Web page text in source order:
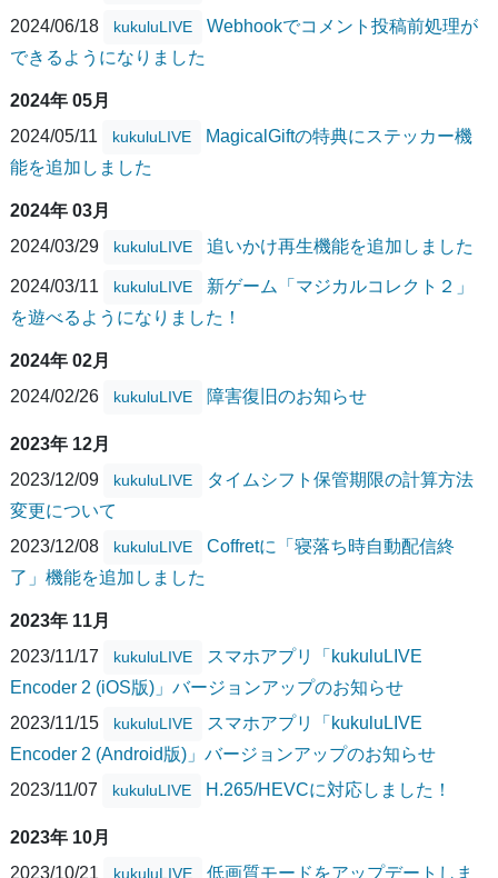
2024/06/18 kukuluLIVE
Webhookでコメント投稿前処理が
できるようになりました
2024年 05月
2024/05/11
kukuluLIVE
MagicalGiftの特典にステッカー機
能を追加しました
2024年 03月
2024/03/29
kukuluLIVE 追いかけ再生機能を追加しました
2024/03/11 kukuluLIVE
新ゲーム「マジカルコレクト２」
を遊べるようになりました！
2024年 02月
2024/02/26
kukuluLIVE 障害復旧のお知らせ
2023年 12月
2023/12/09
kukuluLIVE
タイムシフト保管期限の計算方法
変更について
2023/12/08
kukuluLIVE
Coffretに「寝落ち時自動配信終
了」機能を追加しました
2023年 11月
2023/11/17
kukuluLIVE
スマホアプリ「kukuluLIVE
Encoder 2 (iOS版)」バージョンアップのお知らせ
2023/11/15
kukuluLIVE
スマホアプリ「kukuluLIVE
Encoder 2 (Android版)」バージョンアップのお知らせ
2023/11/07
kukuluLIVE H.265/HEVCに対応しました！
2023年 10月
2023/10/21
kukuluLIVE 低画質モードをアップデートしま